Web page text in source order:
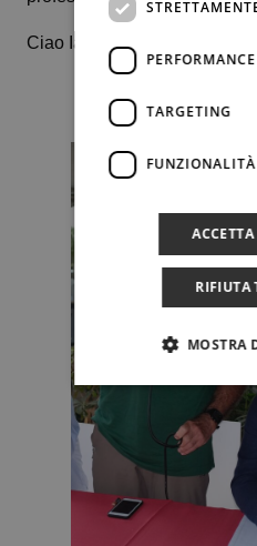
Ciao Iano.
PERFORMANCE
TARGETING
FUNZIONALITÀ
RIFIUTA
MOSTRA